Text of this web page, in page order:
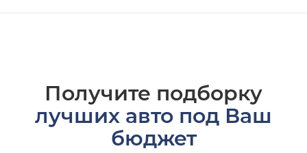
Получите подборку
лучших авто под Ваш
бюджет